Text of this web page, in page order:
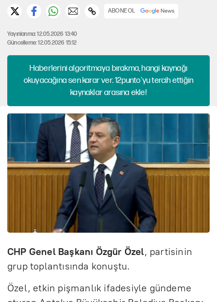
ABONE OL
Yayınlanma: 12.05.2026 13:40
Güncelleme: 12.05.2026 15:12
Haberlerini algoritmaya bırakma, hangi kaynağı
okuyacağına sen karar ver. 12punto'yu tercih ettiğin
kaynaklar arasına ekle!
CHP Genel Başkanı Özgür Özel, partisinin
grup toplantısında konuştu.
Özel, etkin pişmanlık ifadesiyle gündeme